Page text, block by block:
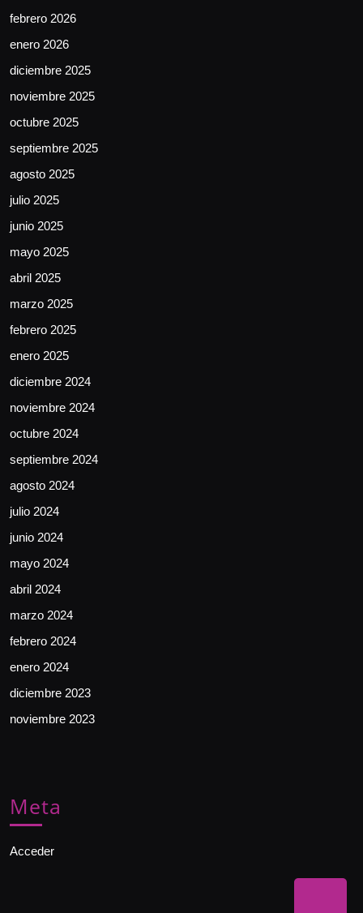
febrero 2026
enero 2026
diciembre 2025
noviembre 2025
octubre 2025
septiembre 2025
agosto 2025
julio 2025
junio 2025
mayo 2025
abril 2025
marzo 2025
febrero 2025
enero 2025
diciembre 2024
noviembre 2024
octubre 2024
septiembre 2024
agosto 2024
julio 2024
junio 2024
mayo 2024
abril 2024
marzo 2024
febrero 2024
enero 2024
diciembre 2023
noviembre 2023
Meta
Acceder